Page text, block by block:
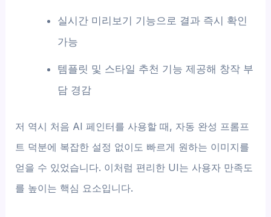
실시간 미리보기 기능으로 결과 즉시 확인
가능
템플릿 및 스타일 추천 기능 제공해 창작 부
담 경감
저 역시 처음 AI 페인터를 사용할 때, 자동 완성 프롬프
트 덕분에 복잡한 설정 없이도 빠르게 원하는 이미지를
얻을 수 있었습니다. 이처럼 편리한 UI는 사용자 만족도
를 높이는 핵심 요소입니다.